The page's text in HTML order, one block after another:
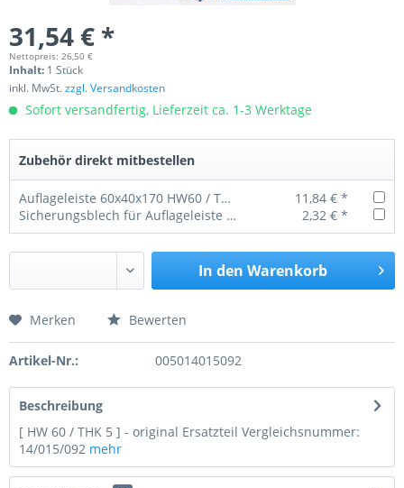
31,54 € *
Nettopreis: 26,50 €
Inhalt: 1 Stück
inkl. MwSt.zzgl. Versandkosten
Sofort versandfertig, Lieferzeit ca. 1-3 Werktage
Zubehör direkt mitbestellen
Auflageleiste 60x40x170 HW60 / THK5
11,84 € *
Sicherungsblech für Auflageleiste HW 60 / THK 5
2,32 € *
In den Warenkorb
Preis anfragen
Merken Bewerten
Artikel-Nr.: 005014015092
Beschreibung
[ HW 60 / THK 5 ] - original Ersatzteil Vergleichsnummer:
14/015/092 mehr